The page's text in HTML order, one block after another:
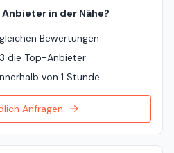
in der Nähe?
Bewertungen
die Top-Anbieter
von 1 Stunde
Anfragen